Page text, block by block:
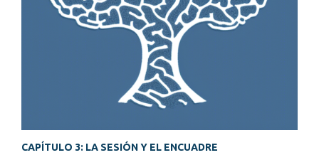
CAPÍTULO 3: LA SESIÓN Y EL ENCUADRE